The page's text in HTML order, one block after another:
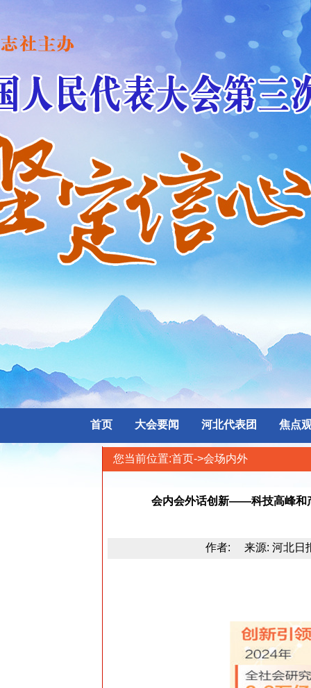
首页 大会要闻 河北代表团 焦点
您当前位置:首页->会场内外
会内会外话创新——科技高峰和
作者: 来源: 河北日